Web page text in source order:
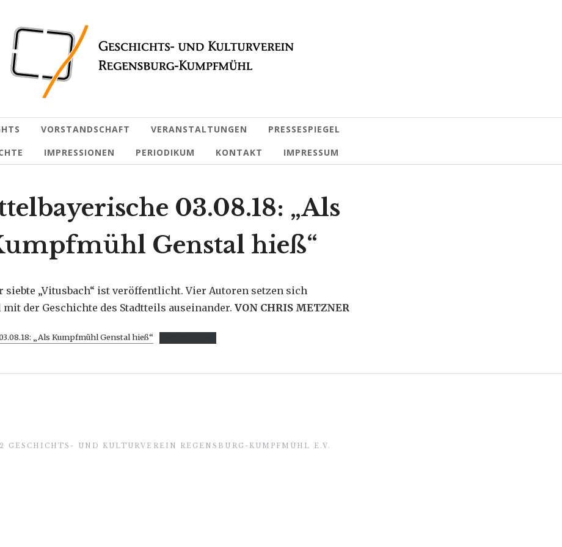
VORSTANDSCHAFT VERANSTALTUNGEN
PRESSESPIEGEL
IMPRESSIONEN PERIODIKUM KONTAKT IMPRESSUM
03.08.18: „Als
Genstal hieß“
siebte „Vitusbach“ ist veröffentlicht. Vier Autoren setzen sich
der Geschichte des Stadtteils auseinander. VON CHRIS METZNER
„Als Kumpfmühl Genstal hieß“
GESCHICHTS- UND KULTURVEREIN REGENSBURG-KUMPFMÜHL E.V.